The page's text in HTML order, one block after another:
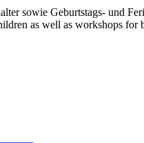
sowie Geburtstags- und
as well as workshops for